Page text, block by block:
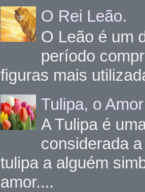
O Rei Leão.
O Leão é um
período
figuras mais
Tulipa, o
A Tulipa é
considerada
tulipa a alguém
amor....